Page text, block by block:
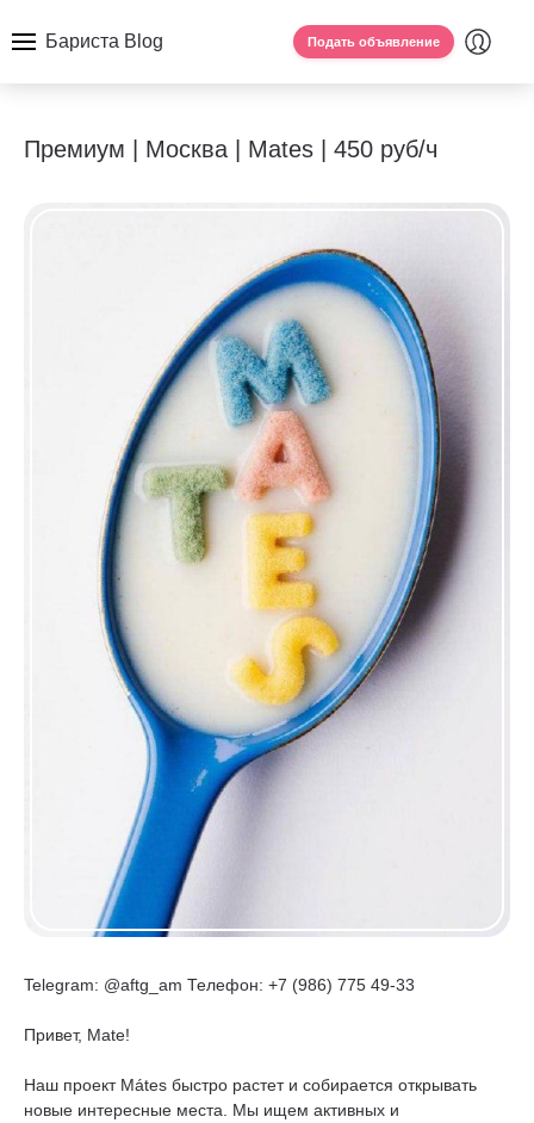
Бариста Blog Подать объявление
Премиум | Москва | Mates | 450 руб/ч
Telegram: @aftg_am Телефон: +7 (986) 775 49-33
Привет, Mate!
Наш проект Mátes быстро растет и собирается открывать
новые интересные места. Мы ищем активных и